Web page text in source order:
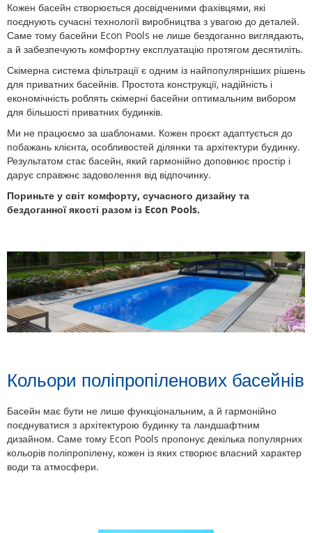
Кожен басейн створюється досвідченими фахівцями, які
поєднують сучасні технології виробництва з увагою до деталей.
Саме тому басейни Econ Pools не лише бездоганно виглядають,
а й забезпечують комфортну експлуатацію протягом десятиліть.
Скімерна система фільтрації є одним із найпопулярніших рішень
для приватних басейнів. Простота конструкції, надійність і
економічність роблять скімерні басейни оптимальним вибором
для більшості приватних будинків.
Ми не працюємо за шаблонами. Кожен проєкт адаптується до
побажань клієнта, особливостей ділянки та архітектури будинку.
Результатом стає басейн, який гармонійно доповнює простір і
дарує справжнє задоволення від відпочинку.
Пориньте у світ комфорту, сучасного дизайну та
бездоганної якості разом із Econ Pools.
Кольори поліпропіленових басейнів
Басейн має бути не лише функціональним, а й гармонійно
поєднуватися з архітектурою будинку та ландшафтним
дизайном. Саме тому Econ Pools пропонує декілька популярних
кольорів поліпропілену, кожен із яких створює власний характер
води та атмосфери.